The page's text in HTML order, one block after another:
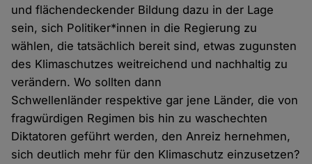
und flächendeckender Bildung dazu in der Lage
sein, sich Politiker*innen in die Regierung zu
wählen, die tatsächlich bereit sind, etwas zugunsten
des Klimaschutzes weitreichend und nachhaltig zu
verändern. Wo sollten dann
Schwellenländer respektive gar jene Länder, die von
fragwürdigen Regimen bis hin zu waschechten
Diktatoren geführt werden, den Anreiz hernehmen,
sich deutlich mehr für den Klimaschutz einzusetzen?